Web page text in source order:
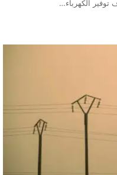
الكهرباء…